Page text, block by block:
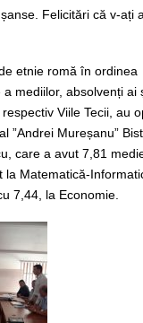
Felicitări că v-ați
etnie romă în ordinea
mediilor, absolvenți ai
Viile Tecii, au
”Andrei Mureșanu”
care a avut 7,81
la Matematică-
7,44, la Economie.